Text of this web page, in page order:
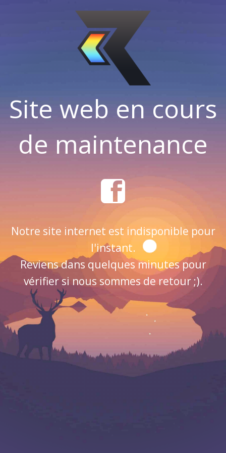
Site web en cours
de maintenance
Notre site internet est indisponible pour
l'instant.
Reviens dans quelques minutes pour
vérifier si nous sommes de retour ;).